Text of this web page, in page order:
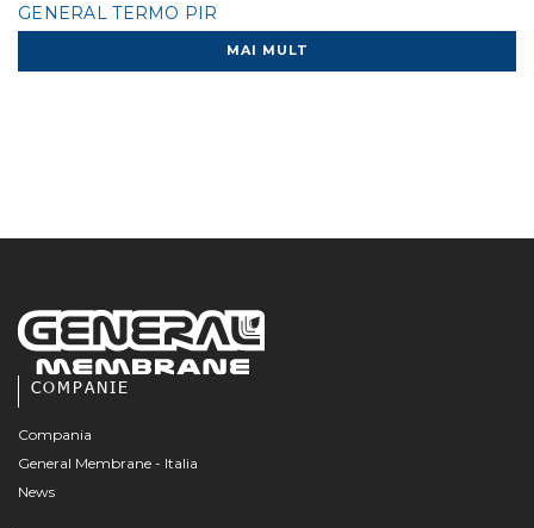
GENERAL TERMO PIR
MAI MULT
COMPANIE
Compania
General Membrane - Italia
News